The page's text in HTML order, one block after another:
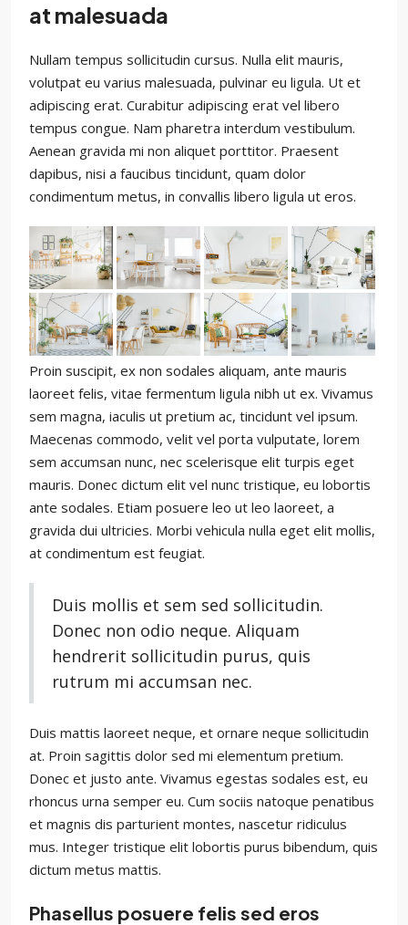
at malesuada
Nullam tempus sollicitudin cursus. Nulla elit mauris,
volutpat eu varius malesuada, pulvinar eu ligula. Ut et
adipiscing erat. Curabitur adipiscing erat vel libero
tempus congue. Nam pharetra interdum vestibulum.
Aenean gravida mi non aliquet porttitor. Praesent
dapibus, nisi a faucibus tincidunt, quam dolor
condimentum metus, in convallis libero ligula ut eros.
Proin suscipit, ex non sodales aliquam, ante mauris
laoreet felis, vitae fermentum ligula nibh ut ex. Vivamus
sem magna, iaculis ut pretium ac, tincidunt vel ipsum.
Maecenas commodo, velit vel porta vulputate, lorem
sem accumsan nunc, nec scelerisque elit turpis eget
mauris. Donec dictum elit vel nunc tristique, eu lobortis
ante sodales. Etiam posuere leo ut leo laoreet, a
gravida dui ultricies. Morbi vehicula nulla eget elit mollis,
at condimentum est feugiat.
Duis mollis et sem sed sollicitudin.
Donec non odio neque. Aliquam
hendrerit sollicitudin purus, quis
rutrum mi accumsan nec.
Duis mattis laoreet neque, et ornare neque sollicitudin
at. Proin sagittis dolor sed mi elementum pretium.
Donec et justo ante. Vivamus egestas sodales est, eu
rhoncus urna semper eu. Cum sociis natoque penatibus
et magnis dis parturient montes, nascetur ridiculus
mus. Integer tristique elit lobortis purus bibendum, quis
dictum metus mattis.
Phasellus posuere felis sed eros